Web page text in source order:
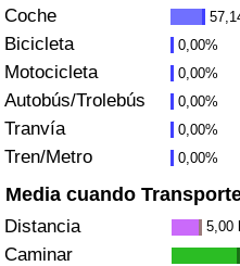
Coche
Bicicleta 0,00%
Motocicleta 0,00%
Autobús/Trolebús 0,00%
Tranvía 0,00%
Tren/Metro 0,00%
Media cuando
Distancia 5,00
Caminar
Índice de Contaminación
Tráfico
Índice de Tráfico
Índice de Tráfico (Actual)
Índice de Tráfico por País